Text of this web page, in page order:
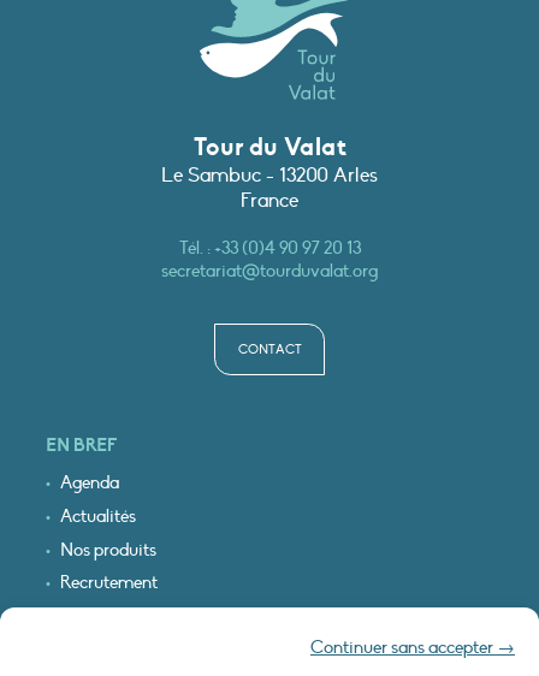
Continuer sans accepter →
Tour du Valat
Le Sambuc - 13200 Arles
France
Tél. :+33 (0)4 90 97 20 13
secretariat@tourduvalat.org
CONTACT
EN BREF
Agenda
Actualités
Nos produits
Recrutement